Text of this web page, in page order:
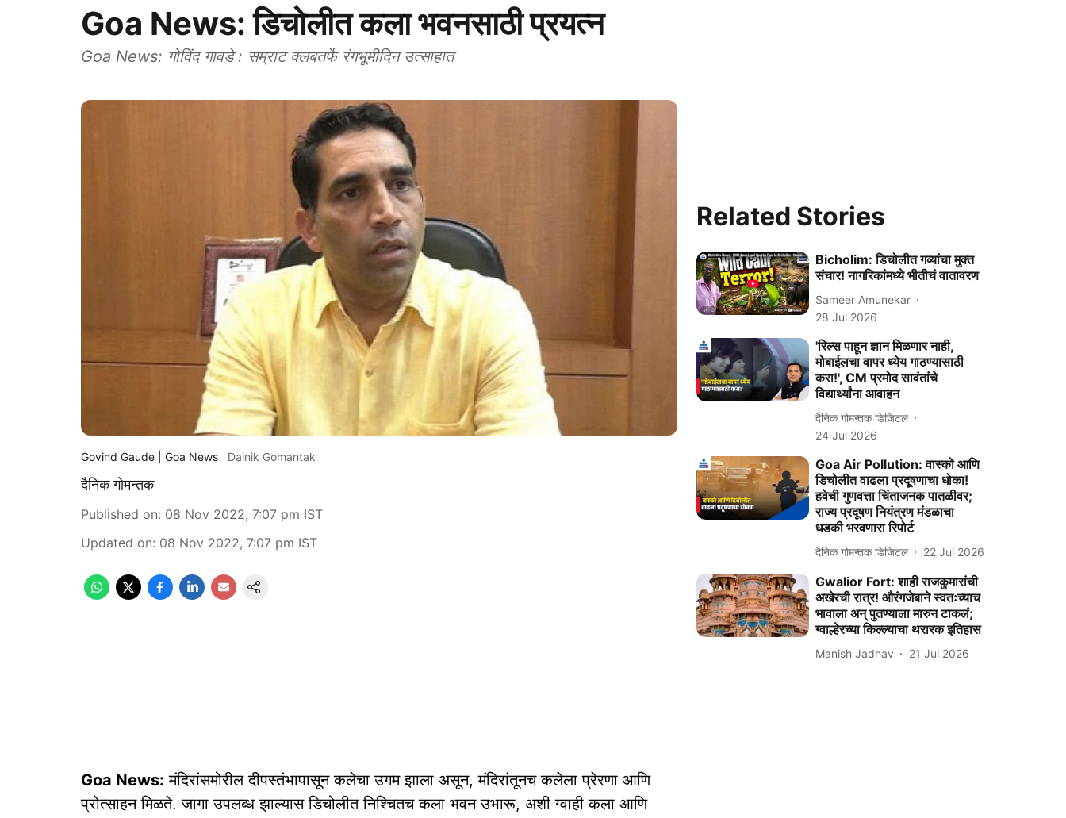
Goa News: डिचोलीत कला भवनसाठी प्रयत्न
Goa News: गोविंद गावडे : सम्राट क्लबतर्फे रंगभूमीदिन उत्साहात
Govind Gaude | Goa News Dainik Gomantak
दैनिक गोमन्तक
Published on: 08 Nov 2022, 7:07 pm IST
Updated on: 08 Nov 2022, 7:07 pm IST
Goa News: मंदिरांसमोरील दीपस्तंभापासून कलेचा उगम झाला असून, मंदिरांतूनच कलेला प्रेरणा आणि
प्रोत्साहन मिळते. जागा उपलब्ध झाल्यास डिचोलीत निश्चितच कला भवन उभारू, अशी ग्वाही कला आणि
Related Stories
Bicholim: डिचोलीत गव्यांचा मुक्त
संचार! नागरिकांमध्ये भीतीचं वातावरण
Sameer Amunekar
28 Jul 2026
'रिल्स पाहून ज्ञान मिळणार नाही,
मोबाईलचा वापर ध्येय गाठण्यासाठी
करा!', CM प्रमोद सावंतांचे
विद्यार्थ्यांना आवाहन
दैनिक गोमन्तक डिजिटल
24 Jul 2026
Goa Air Pollution: वास्को आणि
डिचोलीत वाढला प्रदूषणाचा धोका!
हवेची गुणवत्ता चिंताजनक पातळीवर;
राज्य प्रदूषण नियंत्रण मंडळाचा
धडकी भरवणारा रिपोर्ट
दैनिक गोमन्तक डिजिटल 22 Jul 2026
Gwalior Fort: शाही राजकुमारांची
अखेरची रात्र! औरंगजेबाने स्वतःच्याच
भावाला अन् पुतण्याला मारुन टाकलं;
ग्वाल्हेरच्या किल्ल्याचा थरारक इतिहास
Manish Jadhav 21 Jul 2026